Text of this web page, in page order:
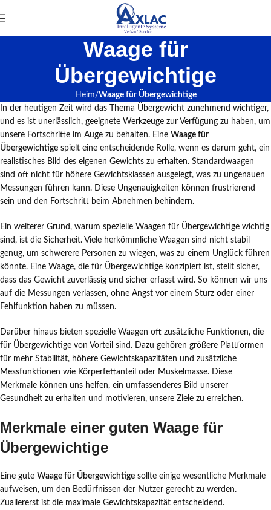
Waage für
Übergewichtige
Heim Waage für Übergewichtige
In der heutigen Zeit wird das Thema Übergewicht zunehmend wichtiger,
und es ist unerlässlich, geeignete Werkzeuge zur Verfügung zu haben, um
unsere Fortschritte im Auge zu behalten. Eine Waage für
Übergewichtige spielt eine entscheidende Rolle, wenn es darum geht, ein
realistisches Bild des eigenen Gewichts zu erhalten. Standardwaagen
sind oft nicht für höhere Gewichtsklassen ausgelegt, was zu ungenauen
Messungen führen kann. Diese Ungenauigkeiten können frustrierend
sein und den Fortschritt beim Abnehmen behindern.
Ein weiterer Grund, warum spezielle Waagen für Übergewichtige wichtig
sind, ist die Sicherheit. Viele herkömmliche Waagen sind nicht stabil
genug, um schwerere Personen zu wiegen, was zu einem Unglück führen
könnte. Eine Waage, die für Übergewichtige konzipiert ist, stellt sicher,
dass das Gewicht zuverlässig und sicher erfasst wird. So können wir uns
auf die Messungen verlassen, ohne Angst vor einem Sturz oder einer
Fehlfunktion haben zu müssen.
Darüber hinaus bieten spezielle Waagen oft zusätzliche Funktionen, die
für Übergewichtige von Vorteil sind. Dazu gehören größere Plattformen
für mehr Stabilität, höhere Gewichtskapazitäten und zusätzliche
Messfunktionen wie Körperfettanteil oder Muskelmasse. Diese
Merkmale können uns helfen, ein umfassenderes Bild unserer
Gesundheit zu erhalten und motivieren, unsere Ziele zu erreichen.
Merkmale einer guten Waage für
Übergewichtige
Eine gute Waage für Übergewichtige sollte einige wesentliche Merkmale
aufweisen, um den Bedürfnissen der Nutzer gerecht zu werden.
Zuallererst ist die maximale Gewichtskapazität entscheidend.